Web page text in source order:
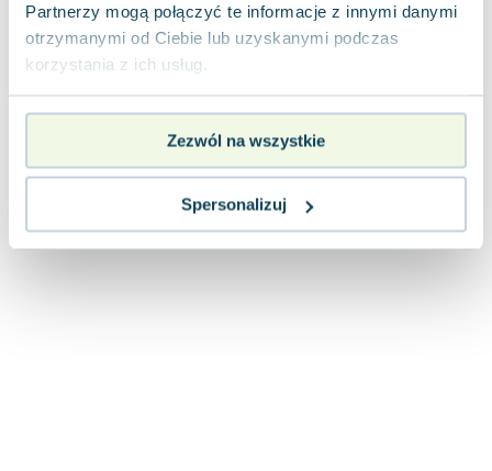
Partnerzy mogą połączyć te informacje z innymi danymi
otrzymanymi od Ciebie lub uzyskanymi podczas
korzystania z ich usług.
Zezwól na wszystkie
Spersonalizuj
Ajahn Brahm
Lucinda Riley
Jacek Walkiewicz